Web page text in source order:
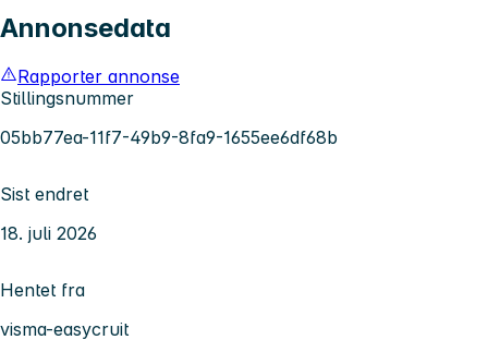
Annonsedata
Rapporter annonse
Stillingsnummer
05bb77ea-11f7-49b9-8fa9-1655ee6df68b
Sist endret
18. juli 2026
Hentet fra
visma-easycruit